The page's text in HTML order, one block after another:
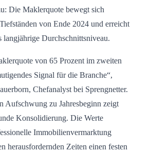
Die Maklerquote bewegt sich
von Ende 2024 und erreicht
langjährige Durchschnittsniveau.
von 65 Prozent im zweiten
Signal für die Branche“,
Chefanalyst bei Sprengnetter.
Aufschwung zu Jahresbeginn zeigt
Konsolidierung. Die Werte
Immobilienvermarktung
herausfordernden Zeiten einen festen